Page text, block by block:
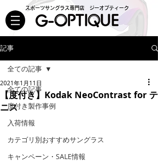
スポーツサングラス専門店 ジーオプティーク
記事
全ての記事
度付き製作事例
入荷情報
カテゴリ別おすすめサングラス
キャンペーン・SALE情報
全ての記事
【度付き】Kodak NeoContrast for テ
ニス
2021年1月11日